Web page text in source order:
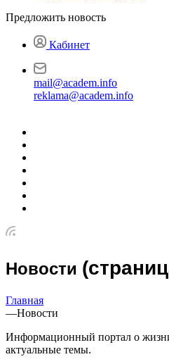
Предложить новость
Кабинет
mail@academ.info
reklama@academ.info
Новости
Главная
—Новости
Информационный портал о
актуальные темы.